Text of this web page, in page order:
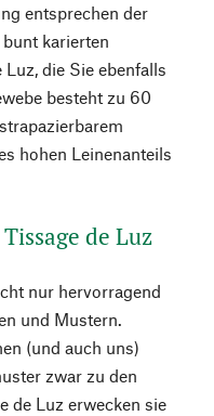
entsprechen der
karierten
die Sie ebenfalls
besteht zu 60
hohen Leinenanteils
de Luz
nur hervorragend
und Mustern.
(und auch uns)
zwar zu den
de Luz erwecken sie